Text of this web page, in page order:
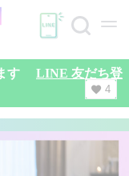
す
LINE 友だち登
4